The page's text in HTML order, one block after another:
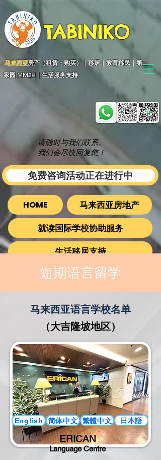
TABINIKO
马来西亚房产（租赁・购买）｜移居｜教育移民｜第二
家园 MM2H｜生活服务支持
请随时与我们联系。
我们会尽快回复您！
免费咨询活动正在进行中
HOME
马来西亚房地产
就读国际学校协助服务
生活移居支持
短期语言留学
马来西亚语言学校名单
（大吉隆坡地区）
ERICAN
Language Centre
English 简体中文 繁體中文 日本語